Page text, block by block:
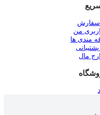
سفارش
من
مندی ها
مال